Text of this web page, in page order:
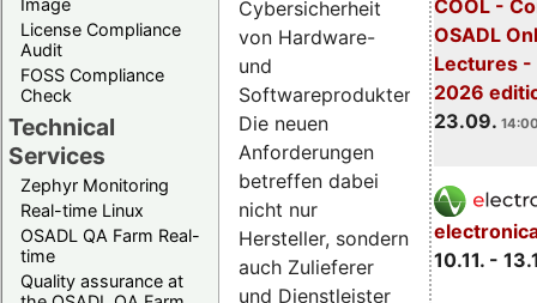
License Compliance
Audit
FOSS Compliance
Check
Technical
Services
Zephyr Monitoring
Real-time Linux
OSADL QA Farm Real-
time
Quality assurance at
COOL -
OSADL
Lectures -
2026
23.09.
10.11. -
Cybersicherheit
von Hardware-
und
Softwareprodukten.
Die neuen
Anforderungen
betreffen dabei
nicht nur
Hersteller, sondern
auch Zulieferer
und Dienstleister